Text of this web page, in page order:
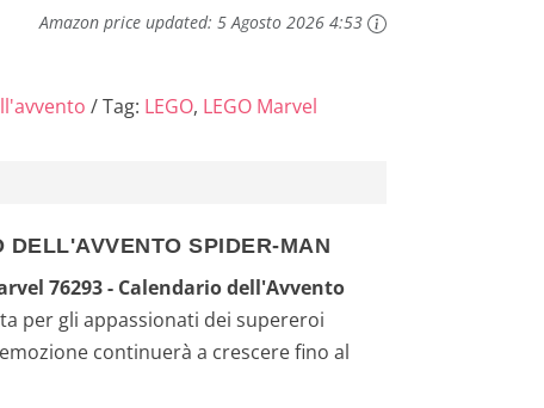
Modellini da
Amazon price updated: 5 Agosto 2026 4:53
Tag: LEGO, LEGO Marvel
SPIDER-MAN
76293 - Calendario dell'Avvento
per gli appassionati dei supereroi
continuerà a crescere fino al